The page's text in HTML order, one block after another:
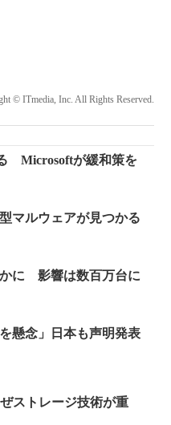
© ITmedia, Inc. All Rights Reserved.
Microsoftが緩和策を
マルウェアが見つかる
かに 影響は数百万台に
懸念」日本も声明発表